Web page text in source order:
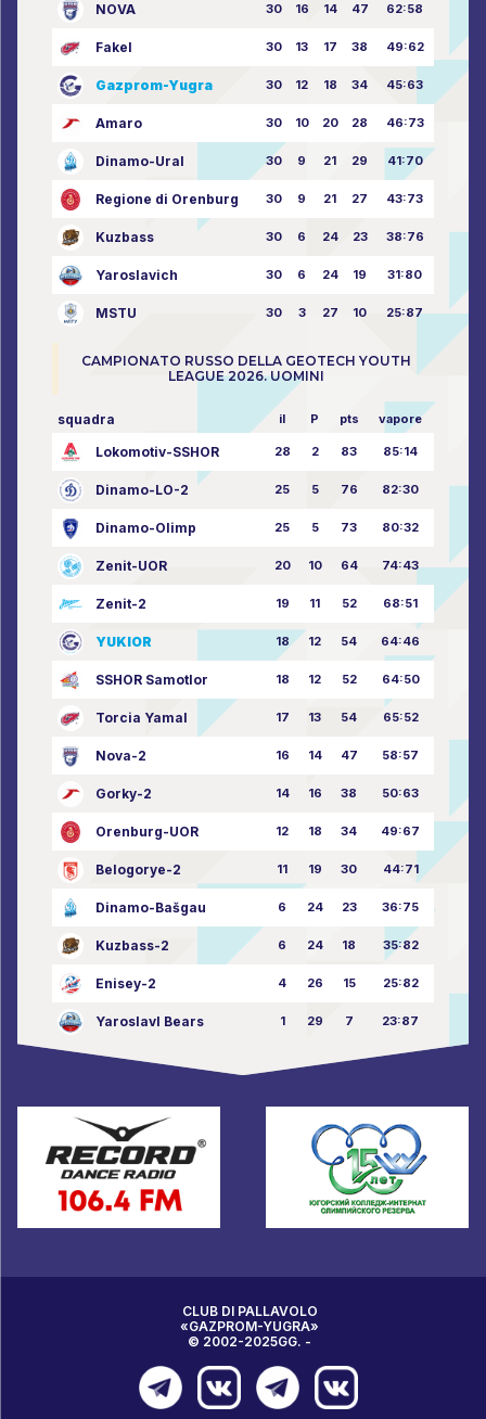
NOVA 30 16 14 47 62:58
Fakel 30 13 17 38 49:62
Gazprom-Yugra 30 12 18 34 45:63
Amaro 30 10 20 28 46:73
Dinamo-Ural 30 9 21 29 41:70
Regione di Orenburg 30 9 21 27 43:73
Kuzbass 30 6 24 23 38:76
Yaroslavich 30 6 24 19 31:80
MSTU 30 3 27 10 25:87
CAMPIONATO RUSSO DELLA GEOTECH YOUTH
LEAGUE 2026. UOMINI
squadra il P pts vapore
Lokomotiv-SSHOR 28 2 83 85:14
Dinamo-LO-2 25 5 76 82:30
Dinamo-Olimp 25 5 73 80:32
Zenit-UOR 20 10 64 74:43
Zenit-2 19 11 52 68:51
YUKIOR 18 12 54 64:46
SSHOR Samotlor 18 12 52 64:50
Torcia Yamal 17 13 54 65:52
Nova-2 16 14 47 58:57
Gorky-2 14 16 38 50:63
Orenburg-UOR 12 18 34 49:67
Belogorye-2 11 19 30 44:71
Dinamo-Bašgau 6 24 23 36:75
Kuzbass-2 6 24 18 35:82
Enisey-2 4 26 15 25:82
Yaroslavl Bears 1 29 7 23:87
CLUB DI PALLAVOLO
«GAZPROM-YUGRA»
© 2002-2025GG. -